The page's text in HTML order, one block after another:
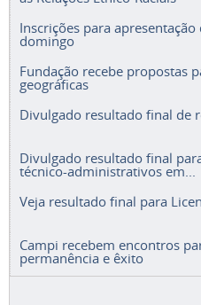
Inscrições para
domingo
Fundação recebe propostas
geográficas
Divulgado resultado final de
Divulgado resultado final
técnico-administrativos em...
Veja resultado final para
Campi recebem encontros
permanência e êxito